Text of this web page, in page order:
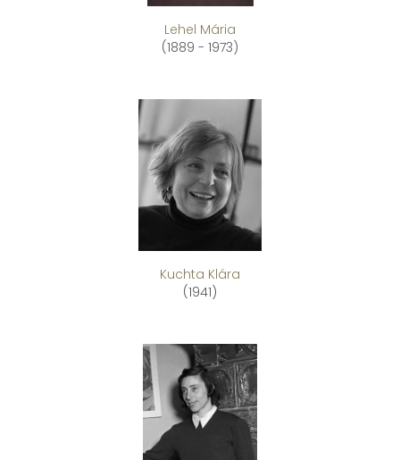
Lehel Mária
(1889 - 1973)
Kuchta Klára
(1941)